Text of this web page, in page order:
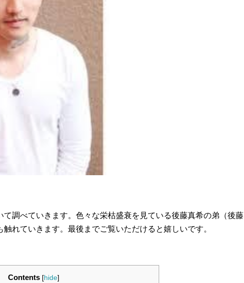
て調べていきます。色々な栄枯盛衰を見ている後藤真希の弟（後藤
れていきます。最後までご覧いただけると嬉しいです。
Contents [hide]